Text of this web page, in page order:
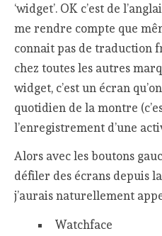
‘widget’. OK c’est de
me rendre compte que
connait pas de traduction
chez toutes les autres
widget, c’est un écran
quotidien de la montre
l’enregistrement d’une
Alors avec les boutons
défiler des écrans depuis
j’aurais naturellement
Watchface